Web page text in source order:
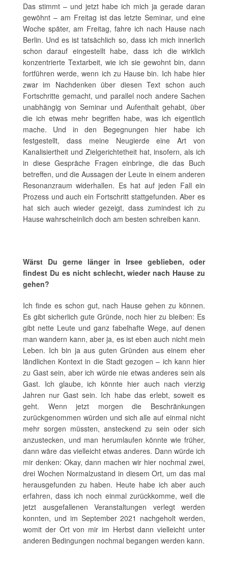
Das stimmt – und jetzt habe ich mich ja gerade daran
gewöhnt – am Freitag ist das letzte Seminar, und eine
Woche später, am Freitag, fahre ich nach Hause nach
Berlin. Und es ist tatsächlich so, dass ich mich innerlich
schon darauf eingestellt habe, dass ich die wirklich
konzentrierte Textarbeit, wie ich sie gewohnt bin, dann
fortführen werde, wenn ich zu Hause bin. Ich habe hier
zwar im Nachdenken über diesen Text schon auch
Fortschritte gemacht, und parallel noch andere Sachen
unabhängig von Seminar und Aufenthalt gehabt, über
die ich etwas mehr begriffen habe, was ich eigentlich
mache. Und in den Begegnungen hier habe ich
festgestellt, dass meine Neugierde eine Art von
Kanalisiertheit und Zielgerichtetheit hat, insofern, als ich
in diese Gespräche Fragen einbringe, die das Buch
betreffen, und die Aussagen der Leute in einem anderen
Resonanzraum widerhallen. Es hat auf jeden Fall ein
Prozess und auch ein Fortschritt stattgefunden. Aber es
hat sich auch wieder gezeigt, dass zumindest ich zu
Hause wahrscheinlich doch am besten schreiben kann.
Wärst Du gerne länger in Irsee geblieben, oder
findest Du es nicht schlecht, wieder nach Hause zu
gehen?
Ich finde es schon gut, nach Hause gehen zu können.
Es gibt sicherlich gute Gründe, noch hier zu bleiben: Es
gibt nette Leute und ganz fabelhafte Wege, auf denen
man wandern kann, aber ja, es ist eben auch nicht mein
Leben. Ich bin ja aus guten Gründen aus einem eher
ländlichen Kontext in die Stadt gezogen – ich kann hier
zu Gast sein, aber ich würde nie etwas anderes sein als
Gast. Ich glaube, ich könnte hier auch nach vierzig
Jahren nur Gast sein. Ich habe das erlebt, soweit es
geht. Wenn jetzt morgen die Beschränkungen
zurückgenommen würden und sich alle auf einmal nicht
mehr sorgen müssten, ansteckend zu sein oder sich
anzustecken, und man herumlaufen könnte wie früher,
dann wäre das vielleicht etwas anderes. Dann würde ich
mir denken: Okay, dann machen wir hier nochmal zwei,
drei Wochen Normalzustand in diesem Ort, um das mal
herausgefunden zu haben. Heute habe ich aber auch
erfahren, dass ich noch einmal zurückkomme, weil die
jetzt ausgefallenen Veranstaltungen verlegt werden
konnten, und im September 2021 nachgeholt werden,
womit der Ort von mir im Herbst dann vielleicht unter
anderen Bedingungen nochmal begangen werden kann.